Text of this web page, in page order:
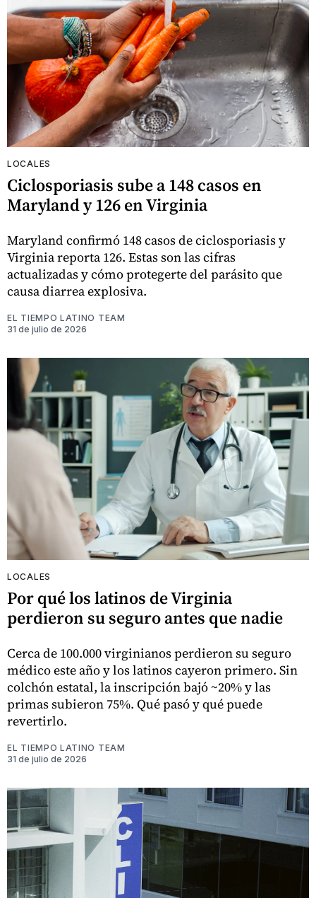
LOCALES
Ciclosporiasis sube a 148 casos en
Maryland y 126 en Virginia
Maryland confirmó 148 casos de ciclosporiasis y
Virginia reporta 126. Estas son las cifras
actualizadas y cómo protegerte del parásito que
causa diarrea explosiva.
EL TIEMPO LATINO TEAM
31 de julio de 2026
LOCALES
Por qué los latinos de Virginia
perdieron su seguro antes que nadie
Cerca de 100.000 virginianos perdieron su seguro
médico este año y los latinos cayeron primero. Sin
colchón estatal, la inscripción bajó ~20% y las
primas subieron 75%. Qué pasó y qué puede
revertirlo.
EL TIEMPO LATINO TEAM
31 de julio de 2026